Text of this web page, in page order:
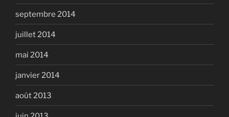
septembre 2014
juillet 2014
mai 2014
janvier 2014
août 2013